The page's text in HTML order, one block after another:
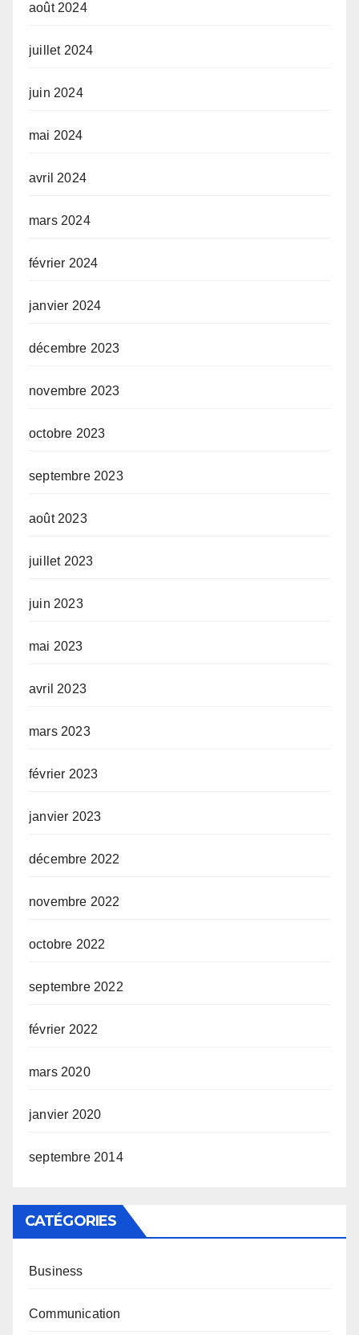
août 2024
juillet 2024
juin 2024
mai 2024
avril 2024
mars 2024
février 2024
janvier 2024
décembre 2023
novembre 2023
octobre 2023
septembre 2023
août 2023
juillet 2023
juin 2023
mai 2023
avril 2023
mars 2023
février 2023
janvier 2023
décembre 2022
novembre 2022
octobre 2022
septembre 2022
février 2022
mars 2020
janvier 2020
septembre 2014
CATÉGORIES
Business
Communication